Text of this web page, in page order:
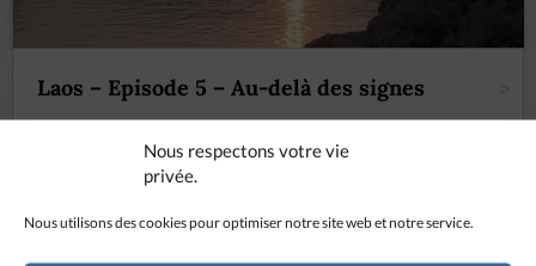
Nous respectons votre vie
privée.
Nous utilisons des cookies pour optimiser notre site web et notre service.
Laos – Episode 5 – Au-delà des signes
arrive au Laos, à la rencontre des volontaires MEP qui y…